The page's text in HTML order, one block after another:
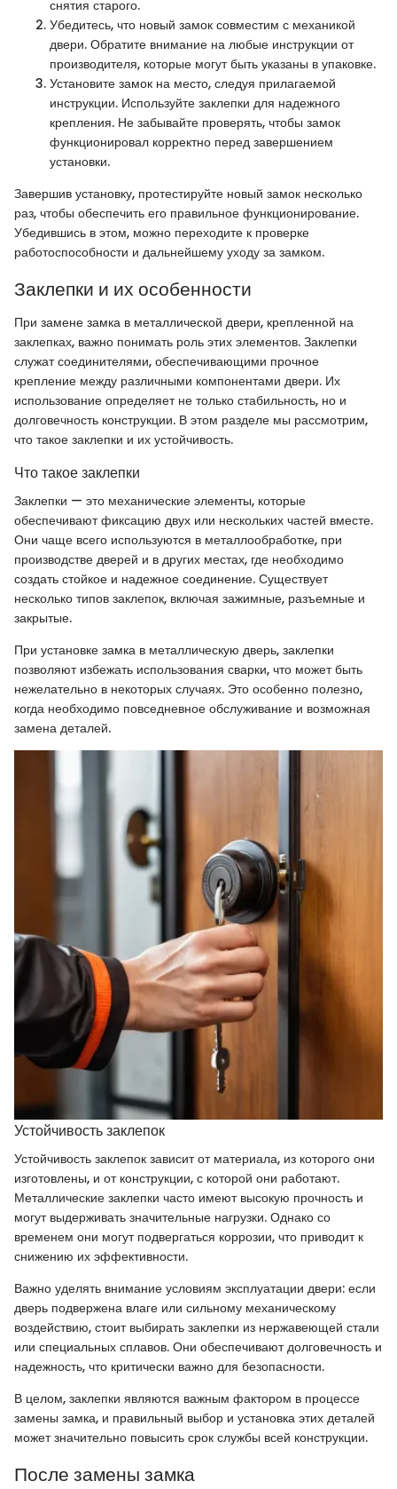
снятия старого.
Убедитесь, что новый замок совместим с механикой
двери. Обратите внимание на любые инструкции от
производителя, которые могут быть указаны в упаковке.
Установите замок на место, следуя прилагаемой
инструкции. Используйте заклепки для надежного
крепления. Не забывайте проверять, чтобы замок
функционировал корректно перед завершением
установки.
Завершив установку, протестируйте новый замок несколько
раз, чтобы обеспечить его правильное функционирование.
Убедившись в этом, можно переходите к проверке
работоспособности и дальнейшему уходу за замком.
Заклепки и их особенности
При замене замка в металлической двери, крепленной на
заклепках, важно понимать роль этих элементов. Заклепки
служат соединителями, обеспечивающими прочное
крепление между различными компонентами двери. Их
использование определяет не только стабильность, но и
долговечность конструкции. В этом разделе мы рассмотрим,
что такое заклепки и их устойчивость.
Что такое заклепки
Заклепки — это механические элементы, которые
обеспечивают фиксацию двух или нескольких частей вместе.
Они чаще всего используются в металлообработке, при
производстве дверей и в других местах, где необходимо
создать стойкое и надежное соединение. Существует
несколько типов заклепок, включая зажимные, разъемные и
закрытые.
При установке замка в металлическую дверь, заклепки
позволяют избежать использования сварки, что может быть
нежелательно в некоторых случаях. Это особенно полезно,
когда необходимо повседневное обслуживание и возможная
замена деталей.
Устойчивость заклепок
Устойчивость заклепок зависит от материала, из которого они
изготовлены, и от конструкции, с которой они работают.
Металлические заклепки часто имеют высокую прочность и
могут выдерживать значительные нагрузки. Однако со
временем они могут подвергаться коррозии, что приводит к
снижению их эффективности.
Важно уделять внимание условиям эксплуатации двери: если
дверь подвержена влаге или сильному механическому
воздействию, стоит выбирать заклепки из нержавеющей стали
или специальных сплавов. Они обеспечивают долговечность и
надежность, что критически важно для безопасности.
В целом, заклепки являются важным фактором в процессе
замены замка, и правильный выбор и установка этих деталей
может значительно повысить срок службы всей конструкции.
После замены замка